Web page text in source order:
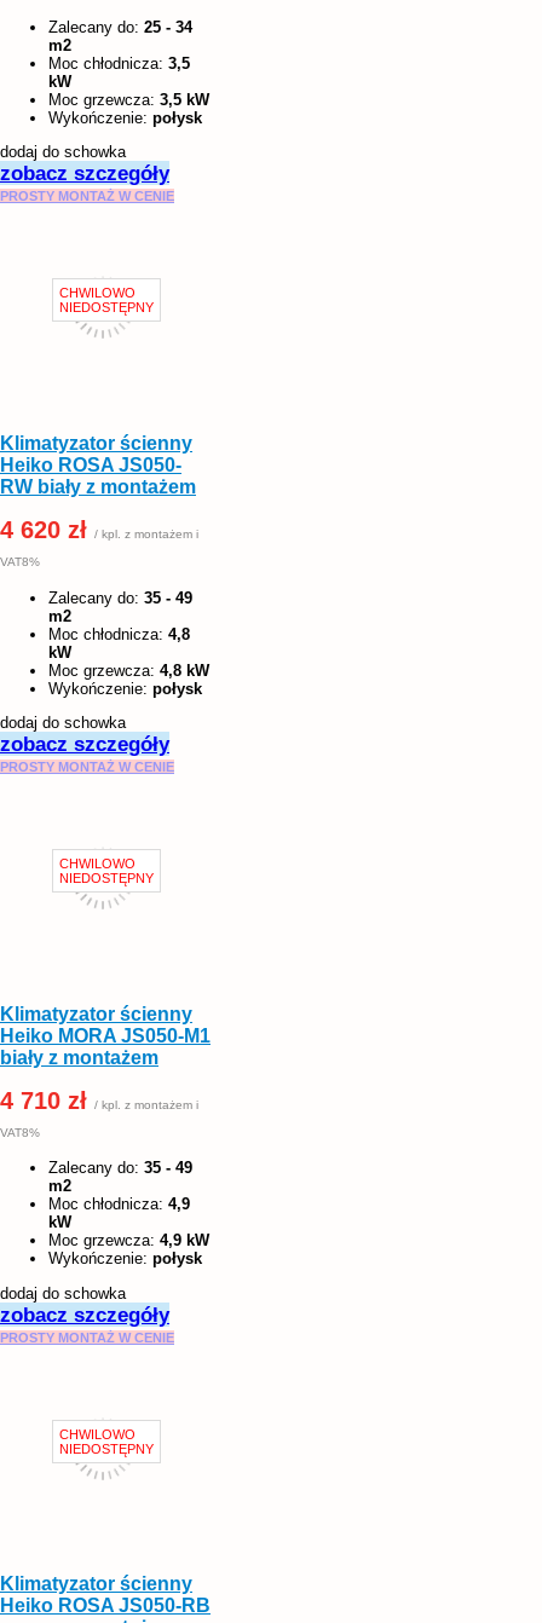
Zalecany do: 25 - 34
m2
Moc chłodnicza: 3,5
kW
Moc grzewcza: 3,5 kW
Wykończenie: połysk
dodaj do schowka
zobacz szczegóły
PROSTY MONTAŻ W CENIE
Klimatyzator ścienny
Heiko ROSA JS050-
RW biały z montażem
4 620 zł / kpl. z montażem i
VAT8%
Zalecany do: 35 - 49
m2
Moc chłodnicza: 4,8
kW
Moc grzewcza: 4,8 kW
Wykończenie: połysk
dodaj do schowka
zobacz szczegóły
PROSTY MONTAŻ W CENIE
Klimatyzator ścienny
Heiko MORA JS050-M1
biały z montażem
4 710 zł / kpl. z montażem i
VAT8%
Zalecany do: 35 - 49
m2
Moc chłodnicza: 4,9
kW
Moc grzewcza: 4,9 kW
Wykończenie: połysk
dodaj do schowka
zobacz szczegóły
PROSTY MONTAŻ W CENIE
Klimatyzator ścienny
Heiko ROSA JS050-RB